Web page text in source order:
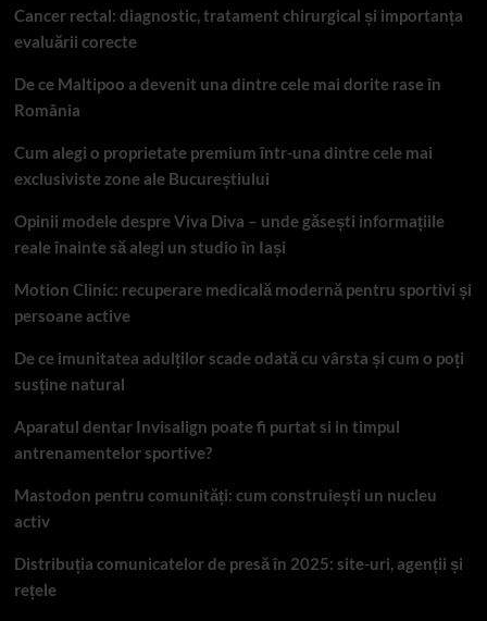
Cancer rectal: diagnostic, tratament chirurgical și importanța
evaluării corecte
De ce Maltipoo a devenit una dintre cele mai dorite rase în
România
Cum alegi o proprietate premium într-una dintre cele mai
exclusiviste zone ale Bucureștiului
Opinii modele despre Viva Diva – unde găsești informațiile
reale înainte să alegi un studio în Iași
Motion Clinic: recuperare medicală modernă pentru sportivi și
persoane active
De ce imunitatea adulților scade odată cu vârsta și cum o poți
susține natural
Aparatul dentar Invisalign poate fi purtat si in timpul
antrenamentelor sportive?
Mastodon pentru comunități: cum construiești un nucleu
activ
Distribuția comunicatelor de presă în 2025: site-uri, agenții și
rețele